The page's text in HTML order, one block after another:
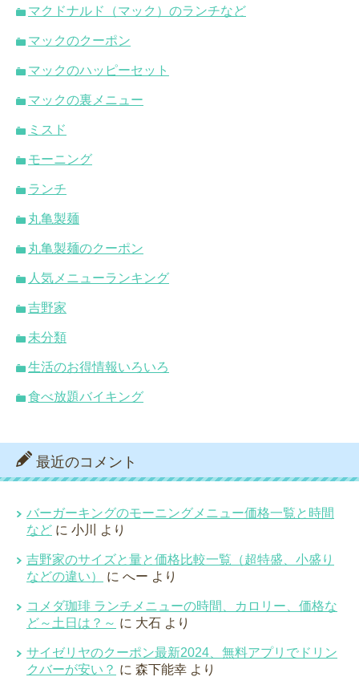
マクドナルド（マック）のランチなど
マックのクーポン
マックのハッピーセット
マックの裏メニュー
ミスド
モーニング
ランチ
丸亀製麺
丸亀製麺のクーポン
人気メニューランキング
吉野家
未分類
生活のお得情報いろいろ
食べ放題バイキング
最近のコメント
バーガーキングのモーニングメニュー価格一覧と時間
など に 小川 より
吉野家のサイズと量と価格比較一覧（超特盛、小盛り
などの違い）
に へー より
コメダ珈琲 ランチメニューの時間、カロリー、価格な
ど～土日は？～ に 大石 より
サイゼリヤのクーポン最新2024、無料アプリでドリン
クバーが安い？ に 森下能幸 より